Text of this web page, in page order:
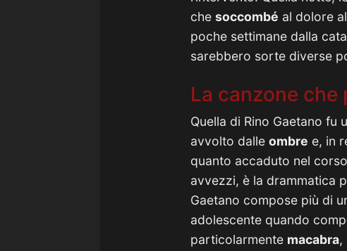
che soccombé al dolore
poche settimane dalla
sarebbero sorte diverse
La canzone che
Quella di Rino Gaetano fu
avvolto dalle ombre e, in
quanto accaduto nel
avvezzi, è la drammatica
Gaetano compose più di
adolescente quando
particolarmente macabra,